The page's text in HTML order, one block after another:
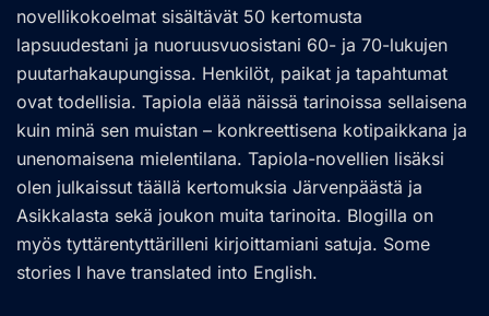
novellikokoelmat sisältävät 50 kertomusta
lapsuudestani ja nuoruusvuosistani 60- ja 70-lukujen
puutarhakaupungissa. Henkilöt, paikat ja tapahtumat
ovat todellisia. Tapiola elää näissä tarinoissa sellaisena
kuin minä sen muistan – konkreettisena kotipaikkana ja
unenomaisena mielentilana. Tapiola-novellien lisäksi
olen julkaissut täällä kertomuksia Järvenpäästä ja
Asikkalasta sekä joukon muita tarinoita. Blogilla on
myös tyttärentyttärilleni kirjoittamiani satuja. Some
stories I have translated into English.